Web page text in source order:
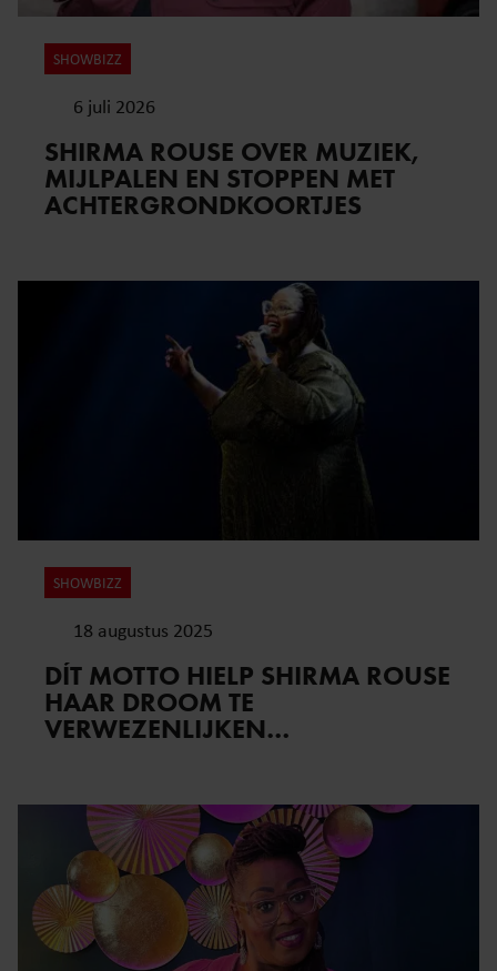
SHOWBIZZ
6 juli 2026
SHIRMA ROUSE OVER MUZIEK,
MIJLPALEN EN STOPPEN MET
ACHTERGRONDKOORTJES
SHOWBIZZ
18 augustus 2025
DÍT MOTTO HIELP SHIRMA ROUSE
HAAR DROOM TE
VERWEZENLIJKEN…